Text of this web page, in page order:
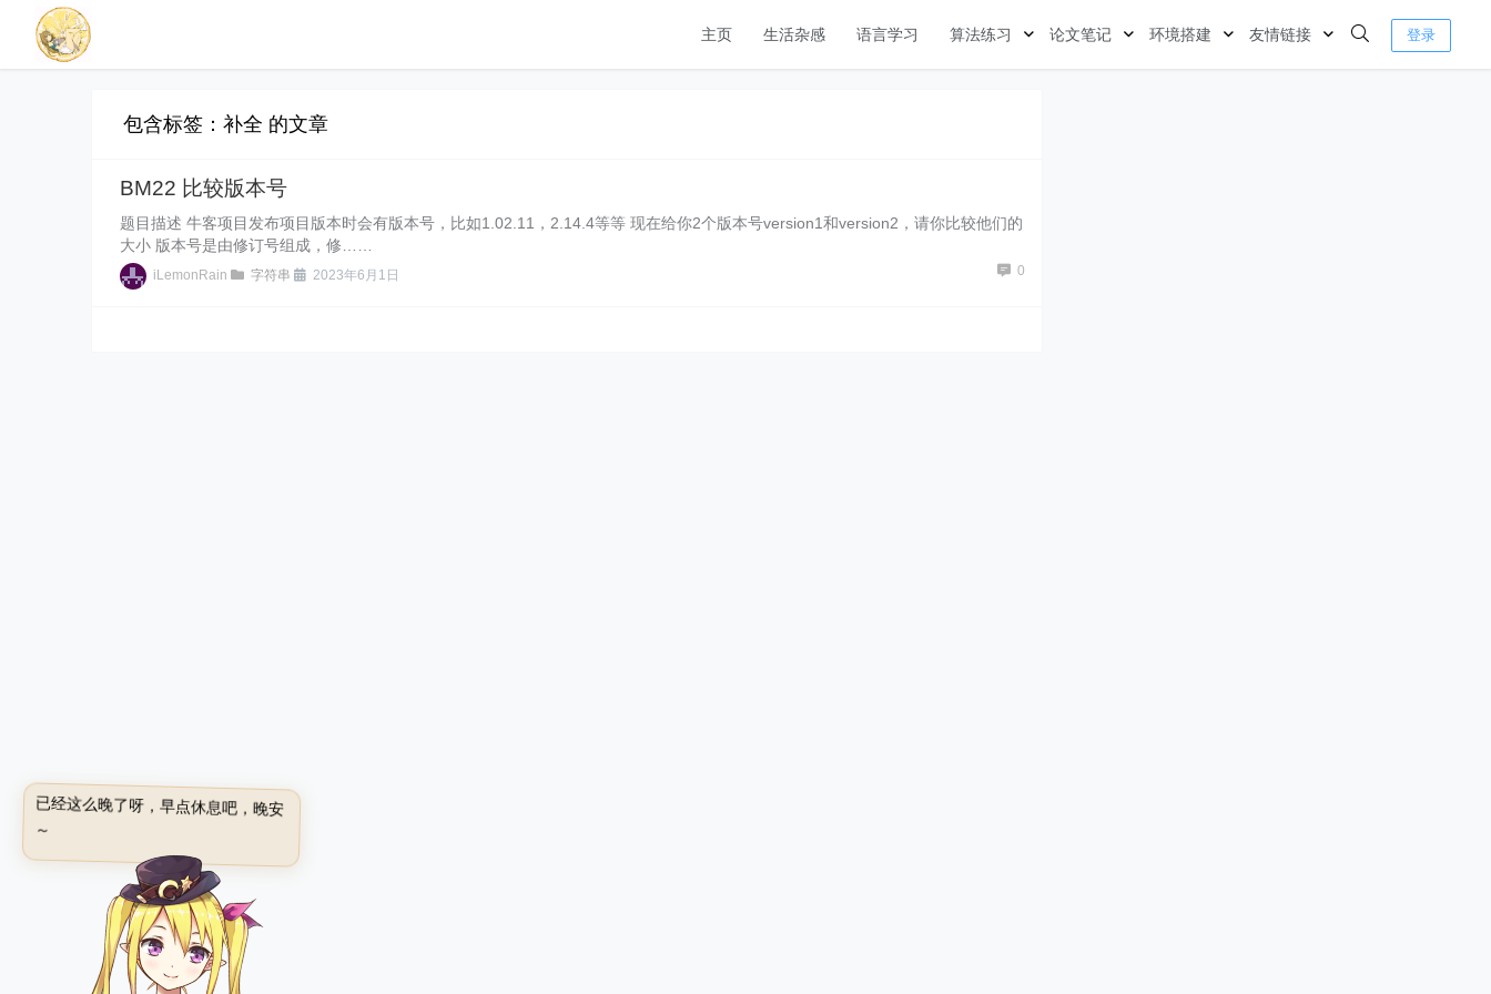
主页 生活杂感 语言学习 算法练习 论文笔记 环境搭建 友情链接 登录
包含标签：补全 的文章
BM22 比较版本号
题目描述 牛客项目发布项目版本时会有版本号，比如1.02.11，2.14.4等等 现在给你2个版本号version1和version2，请你比较他们的
大小 版本号是由修订号组成，修……
iLemonRain 字符串 2023年6月1日 0
已经这么晚了呀，早点休息吧，晚安
～